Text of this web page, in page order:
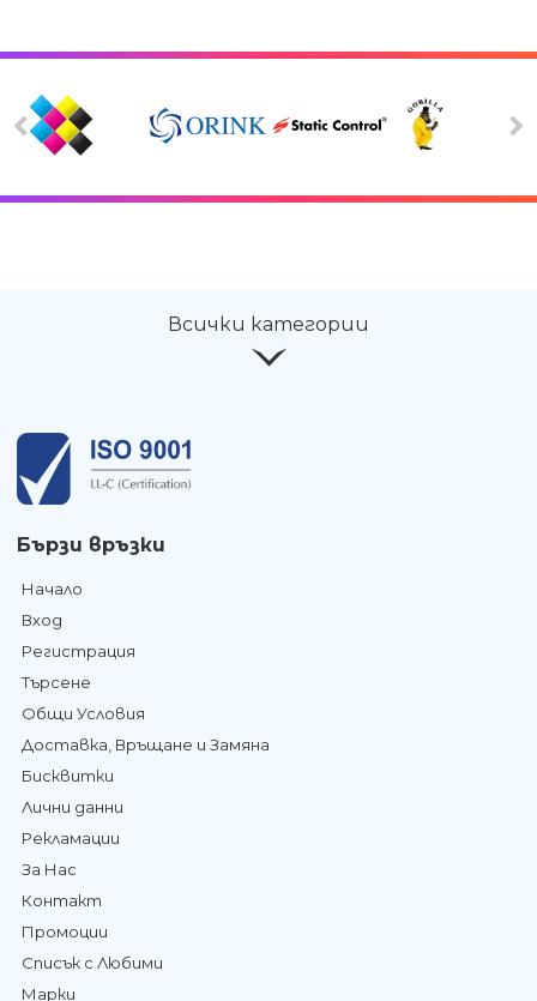
Всички категории
Бързи връзки
Начало
Вход
Регистрация
Търсене
Общи Условия
Доставка, Връщане и Замяна
Бисквитки
Лични данни
Рекламации
За Нас
Контакт
Промоции
Списък с Любими
Марки